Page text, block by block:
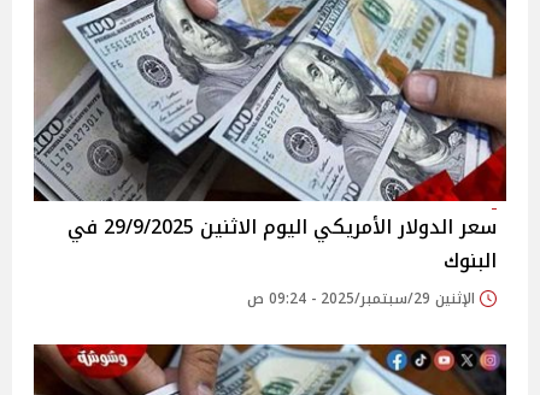
سعر الدولار الأمريكي اليوم الاثنين 29/9/2025 في
البنوك
الإثنين 29/سبتمبر/2025 - 09:24 ص